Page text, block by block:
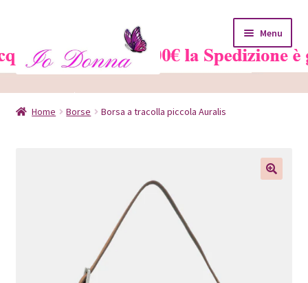
navigazione
contenuto
Menu
Home
Il mio account
Home Borse Borsa a tracolla piccola Auralis